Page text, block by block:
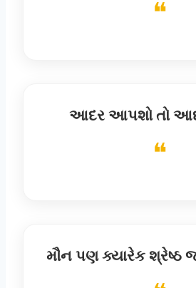
આદર આપશો તો
મૌન પણ ક્યારેક શ્રેષ્ઠ